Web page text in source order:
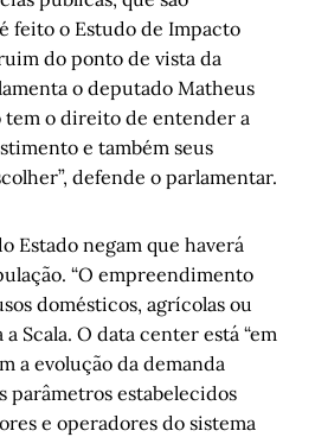
feito o Estudo de Impacto
do ponto de vista da
o deputado Matheus
tem o direito de entender a
e também seus
defende o parlamentar.
Estado negam que haverá
“O empreendimento
domésticos, agrícolas ou
Scala. O data center está “em
a evolução da demanda
parâmetros estabelecidos
e operadores do sistema